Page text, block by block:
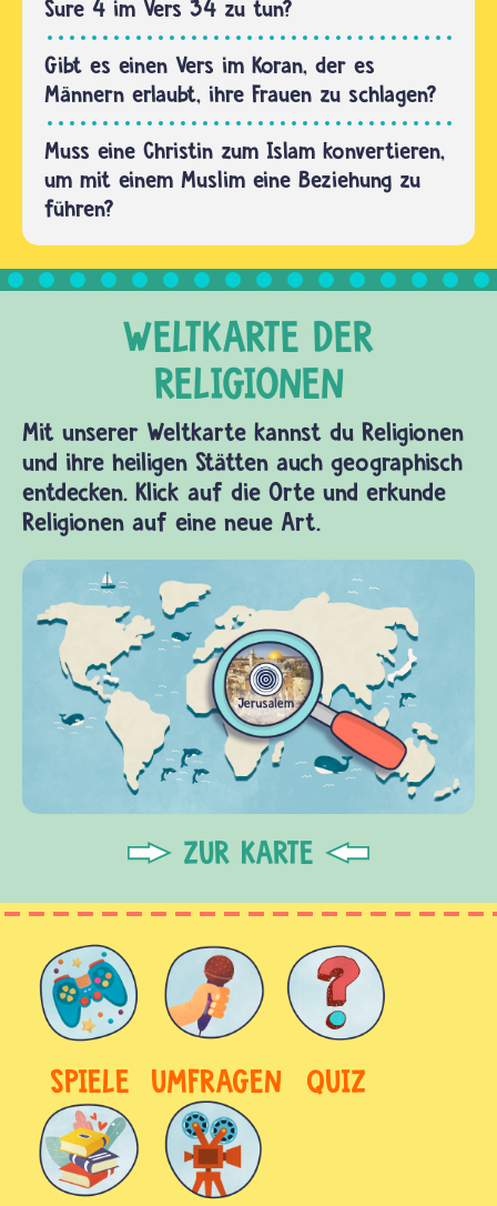
ab, lässt
sich
dann…
Sure 4 im Vers 34 zu tun?
Gibt es einen Vers im Koran, der es
Männern erlaubt, ihre Frauen zu schlagen?
Muss eine Christin zum Islam konvertieren,
um mit einem Muslim eine Beziehung zu
führen?
Mit unserer Weltkarte kannst du Religionen
und ihre heiligen Stätten auch geographisch
entdecken. Klick auf die Orte und erkunde
Religionen auf eine neue Art.
ZUR KARTE
SPIELE UMFRAGEN QUIZ